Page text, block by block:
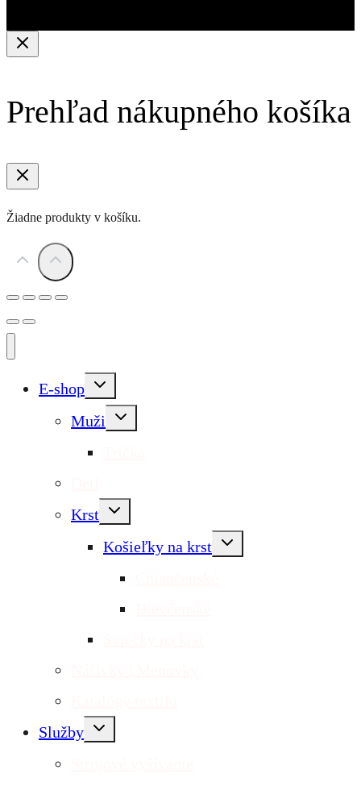
Prehľad nákupného košíka
Žiadne produkty v košíku.
E-shop
Toggle
child
menu
Muži
Toggle
child
Krst
Toggle
child
Košieľky na krst
Toggle
child
Služby
Toggle
child